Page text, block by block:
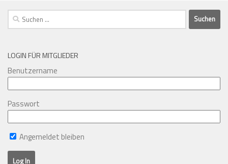
Suchen
nach:
LOGIN FÜR MITGLIEDER
Benutzername
Passwort
Angemeldet bleiben